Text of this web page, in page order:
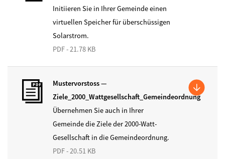
Initiieren Sie in Ihrer Gemeinde einen
virtuellen Speicher für überschüssigen
Solarstrom.
PDF - 21.78 KB
Mustervorstoss —
Ziele_2000_Wattgesellschaft_Gemeindeordnung
Übernehmen Sie auch in Ihrer
Gemeinde die Ziele der 2000-Watt-
Gesellschaft in die Gemeindeordnung.
PDF - 20.51 KB